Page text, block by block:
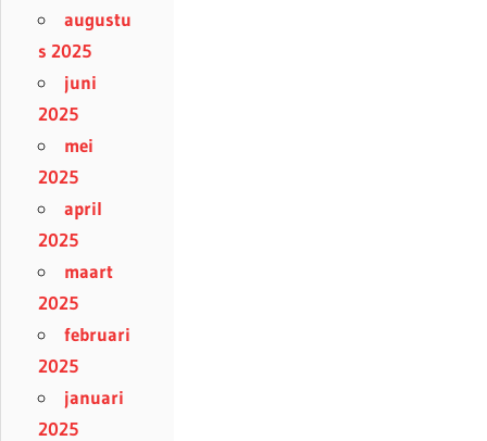
augustu
s 2025
juni
2025
mei
2025
april
2025
maart
2025
februari
2025
januari
2025